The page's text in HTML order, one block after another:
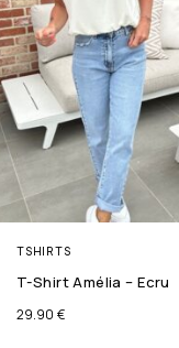
TSHIRTS
T-Shirt Amélia – Ecru
29.90 €